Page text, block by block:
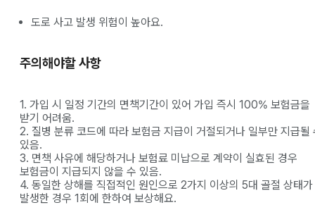
도로 사고 발생 위험이 높아요.
주의해야할 사항
1. 가입 시 일정 기간의 면책기간이 있어 가입 즉시 100% 보험금을
받기 어려움.
2. 질병 분류 코드에 따라 보험금 지급이 거절되거나 일부만 지급될
있음.
3. 면책 사유에 해당하거나 보험료 미납으로 계약이 실효된 경우
보험금이 지급되지 않을 수 있음.
4. 동일한 상해를 직접적인 원인으로 2가지 이상의 5대 골절 상태가
발생한 경우 1회에 한하여 보상해요.